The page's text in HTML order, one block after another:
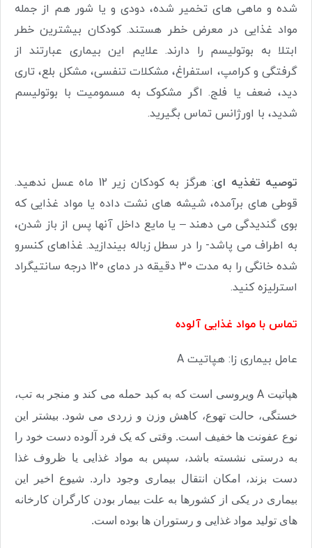
شده و ماهی های تخمیر شده، دودی و یا شور هم از جمله
مواد غذایی در معرض خطر هستند. کودکان بیشترین خطر
ابتلا به بوتولیسم را دارند. علایم این بیماری عبارتند از
گرفتگی و کرامپ، استفراغ، مشکلات تنفسی، مشکل بلع، تاری
دید، ضعف یا فلج. اگر مشکوک به مسمومیت با بوتولیسم
شدید، با اورژانس تماس بگیرید.
توصیه تغذیه ای
: هرگز به کودکان زیر 12 ماه عسل ندهید.
قوطی های برآمده، شیشه های نشت داده یا مواد غذایی که
بوی گندیدگی می دهند – یا مایع داخل آنها پس از باز شدن،
به اطراف می پاشد- را در سطل زباله بیندازید. غذاهای کنسرو
شده خانگی را به مدت 30 دقیقه در دمای 120 درجه سانتیگراد
استرلیزه کنید.
تماس با مواد غذایی آلوده
عامل بیماری زا: هپاتیت A
هپاتیت Aویروسی است که به کبد حمله می کند و منجر به تب،
خستگی، حالت تهوع، کاهش وزن و زردی می شود. بیشتر این
نوع عفونت ها خفیف است. وقتی که یک فرد آلوده دست خود را
به درستی نشسته باشد، سپس به مواد غذایی یا ظروف غذا
دست بزند، امکان انتقال بیماری وجود دارد. شیوع اخیر این
بیماری در یکی از کشورها به علت بیمار بودن کارگران کارخانه
های تولید مواد غذایی و رستوران ها بوده است.